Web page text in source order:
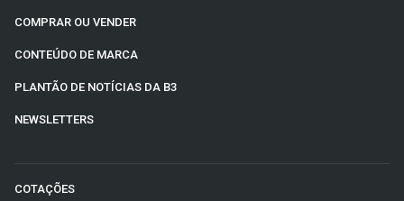
COMPRAR OU VENDER
CONTEÚDO DE MARCA
PLANTÃO DE NOTÍCIAS DA B3
NEWSLETTERS
COTAÇÕES